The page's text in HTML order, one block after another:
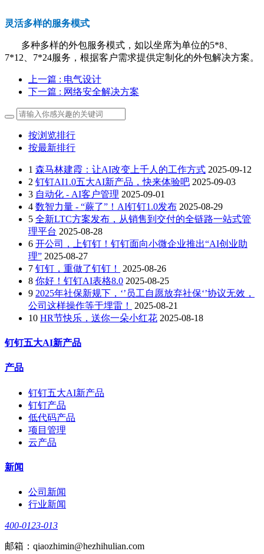
灵活多样的服务模式
多种多样的外包服务模式，如以坐席为单位的5*8、
7*12、7*24服务，根据客户需求提供定制化的外包解决方案。
上一篇 : 电气设计
下一篇 : 网络安全解决方案
按浏览排行
按最新排行
1 森马林建霞：让AI改变上千人的工作方式 2025-09-12
2 钉钉AI1.0五大AI新产品，快来体验吧 2025-09-03
3 自动化 - AI客户管理 2025-09-01
4 数智力量 - “蕨了”！AI钉钉1.0发布 2025-08-29
5 全新LTC方案发布，从销售到交付的全链路一站式管
理平台 2025-08-28
6 开公司，上钉钉！钉钉面向小微企业推出“AI创业助
理” 2025-08-27
7 钉钉，重做了钉钉！
2025-08-26
8 你好！钉钉AI表格8.0 2025-08-25
9 2025年社保新规下，‘’员工自愿放弃社保‘’协议无效，
公司这样操作等于埋雷！
2025-08-21
10 HR节快乐，送你一朵小红花 2025-08-18
钉钉五大AI新产品
产品
钉钉五大AI新产品
钉钉产品
低代码产品
项目管理
云产品
新闻
公司新闻
行业新闻
400-0123-013
邮箱：qiaozhimin@hezhihulian.com